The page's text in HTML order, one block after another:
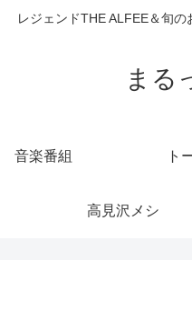
レジェンドTHE ALFEE＆旬の
まる
音楽番組 ト
高見沢メシ